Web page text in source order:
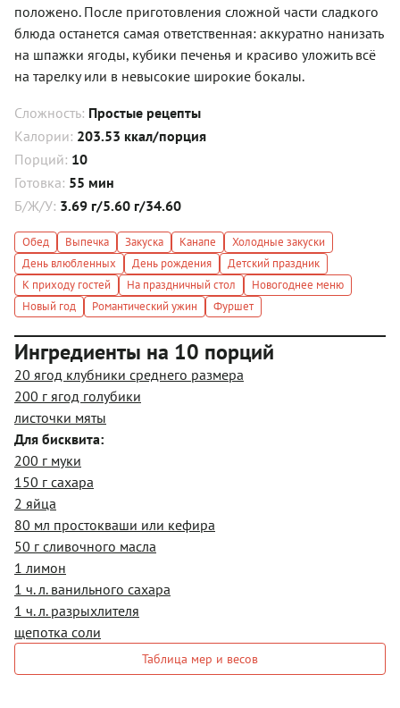
положено. После приготовления сложной части сладкого
блюда останется самая ответственная: аккуратно нанизать
на шпажки ягоды, кубики печенья и красиво уложить всё
на тарелку или в невысокие широкие бокалы.
Сложность: Простые рецепты
Калории: 203.53 ккал/порция
Порций: 10
Готовка: 55 мин
Б/Ж/У: 3.69 г/5.60 г/34.60
Обед Выпечка Закуска Канапе
Холодные закуски
День влюбленных
День рождения
Детский праздник
К приходу гостей
На праздничный стол
Новогоднее меню
Новый год
Романтический ужин Фуршет
Ингредиенты на 10 порций
20 ягод клубники среднего размера
200 г ягод голубики
листочки мяты
Для бисквита:
200 г муки
150 г сахара
2 яйца
80 мл простокваши или кефира
50 г сливочного масла
1 лимон
1 ч. л. ванильного сахара
1 ч. л. разрыхлителя
щепотка соли
Таблица мер и весов